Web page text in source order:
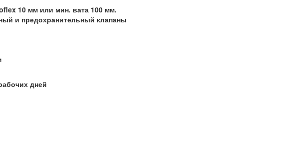
10 мм или мин. вата 100 мм.
и предохранительный клапаны
дней